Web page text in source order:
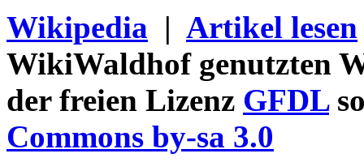
Wikipedia | Artikel lesen
WikiWaldhof genutzten
der freien Lizenz GFDL
Commons by-sa 3.0